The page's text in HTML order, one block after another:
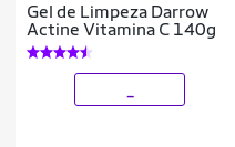
Gel de Limpeza Darrow
Actine Vitamina C 140g